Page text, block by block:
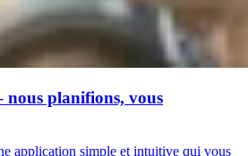
nous planifions, vous
application simple et intuitive qui vous